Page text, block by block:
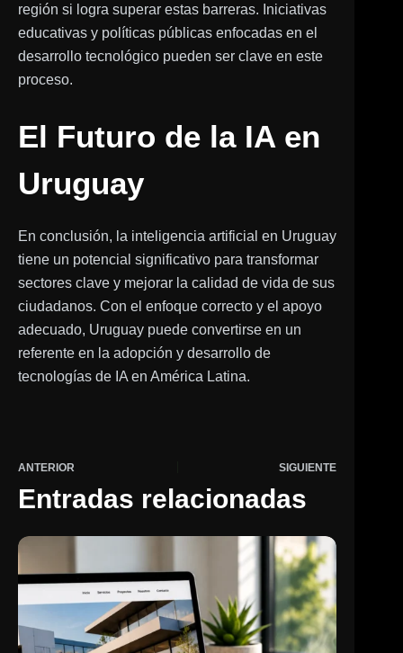
región si logra superar estas barreras. Iniciativas
educativas y políticas públicas enfocadas en el
desarrollo tecnológico pueden ser clave en este
proceso.
El Futuro de la IA en
Uruguay
En conclusión, la inteligencia artificial en Uruguay
tiene un potencial significativo para transformar
sectores clave y mejorar la calidad de vida de sus
ciudadanos. Con el enfoque correcto y el apoyo
adecuado, Uruguay puede convertirse en un
referente en la adopción y desarrollo de
tecnologías de IA en América Latina.
ANTERIOR SIGUIENTE
Entradas relacionadas